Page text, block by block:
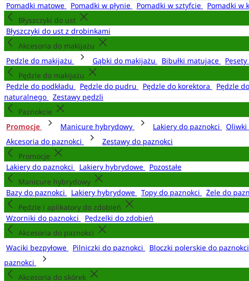
Pomadki matowe
Pomadki w płynie Pomadki w sztyfcie Pomadki w
Błyszczyki do ust
Błyszczyki do ust z drobinkami
Akcesoria do makijażu
Pędzle do makijażu
Gąbki do makijażu Bibułki matujące Pęsety
Pędzle do makijażu
Pędzle do podkładu
Pędzle do pudru Pędzle do korektora Pędzle
naturalnego
Zestawy pędzli
Paznokcie
Promocje
Manicure hybrydowy Lakiery do paznokci Oliwki
Akcesoria do paznokci
Zestawy do paznokci
Promocje
Lakiery do paznokci
Lakiery hybrydowe
Pozostałe
Manicure hybrydowy
Bazy do paznokci
Lakiery hybrydowe Topy do paznokci Żele do
Pędzle i aplikatory do zdobień
Wzorniki do paznokci
Pędzelki do zdobień
Akcesoria do paznokci
Waciki bezpyłowe
Pilniczki do paznokci Bloczki polerskie do paznokci
paznokci
Akcesoria do skórek